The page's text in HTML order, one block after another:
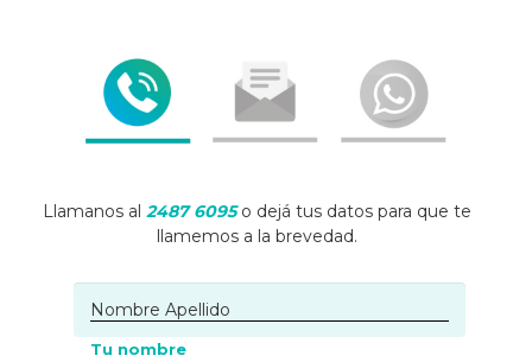
Llamanos al 2487 6095o dejá tus datos para que te
llamemos a la brevedad.
Tu nombre